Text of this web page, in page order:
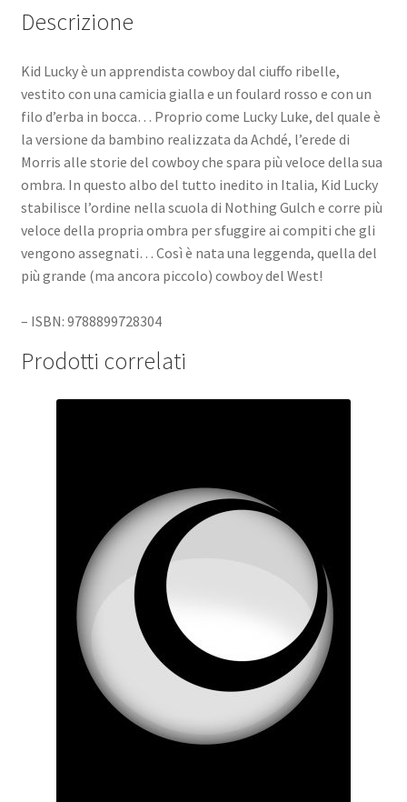
Descrizione
Kid Lucky è un apprendista cowboy dal ciuffo ribelle,
vestito con una camicia gialla e un foulard rosso e con un
filo d’erba in bocca… Proprio come Lucky Luke, del quale è
la versione da bambino realizzata da Achdé, l’erede di
Morris alle storie del cowboy che spara più veloce della sua
ombra. In questo albo del tutto inedito in Italia, Kid Lucky
stabilisce l’ordine nella scuola di Nothing Gulch e corre più
veloce della propria ombra per sfuggire ai compiti che gli
vengono assegnati… Così è nata una leggenda, quella del
più grande (ma ancora piccolo) cowboy del West!
– ISBN: 9788899728304
Prodotti correlati